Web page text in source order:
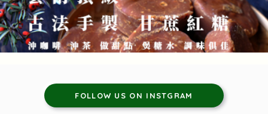
FOLLOW US ON INSTGRAM